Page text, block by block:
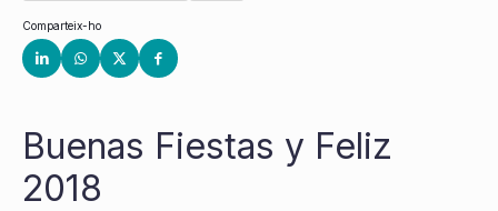
Comparteix-ho
Buenas Fiestas y Feliz
2018